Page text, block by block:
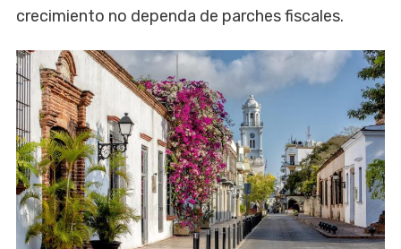
crecimiento no dependa de parches fiscales.